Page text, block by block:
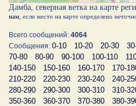
Дамба, северная ветка на карте
нам , если место на карте определено
Всего сообщений: 4064
Сообщения: 0-10 10-20 20-30
70-80
80-90 90-100 100-110
140-150
150-160 160-170 170-
210-220
220-230 230-240 240-
280-290
290-300 300-310 310-
350-360
360-370 370-380 380-